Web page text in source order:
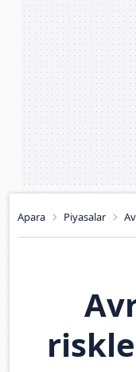
Apara Piyasalar